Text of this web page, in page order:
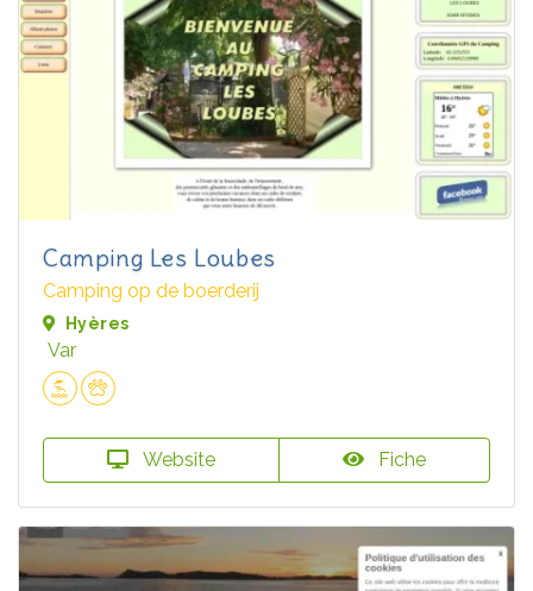
Camping Les Loubes
Camping op de boerderij
Hyères
Var
Website Fiche